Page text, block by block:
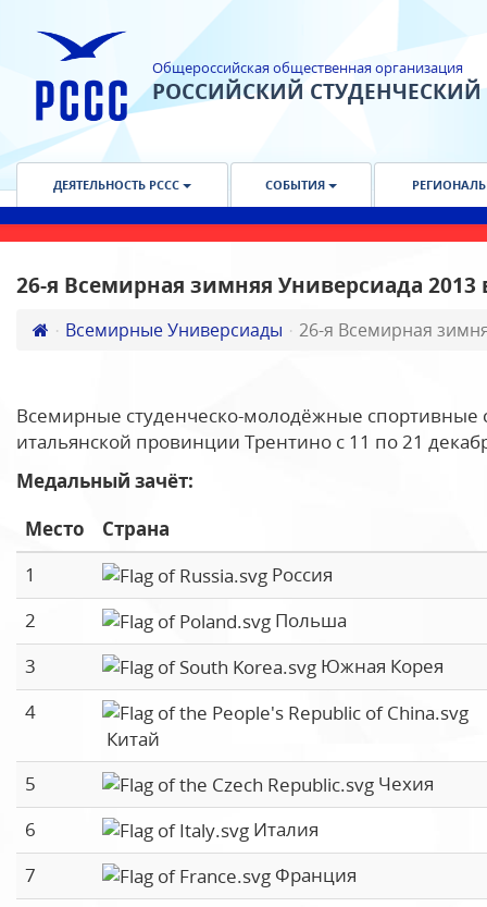
Общероссийская общественная организация
РОССИЙСКИЙ
ДЕЯТЕЛЬНОСТЬ РССС СОБЫТИЯ
26-я Всемирная зимняя Универсиада
Всемирные Универсиады 26-я Всемирная
Всемирные студенческо-молодёжные
итальянской провинции Трентино с 11 по 21
Медальный зачёт:
Место
Страна
1
Россия
2
Польша
3
Южная Корея
4
Китай
5
Чехия
6
Италия
7
Франция